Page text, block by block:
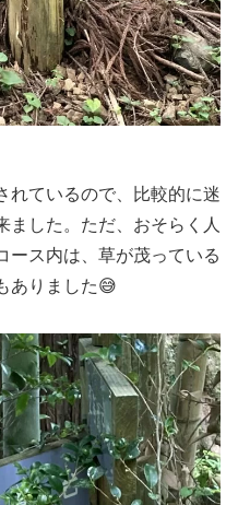
れているので、比較的に迷
ました。ただ、おそらく人
ース内は、草が茂っている
ありました😅